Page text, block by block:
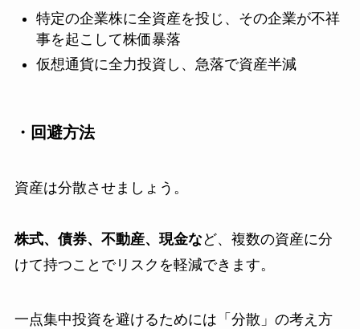
特定の企業株に全資産を投じ、その企業が不祥
事を起こして株価暴落
仮想通貨に全力投資し、急落で資産半減
・回避方法
資産は分散させましょう。
株式、債券、不動産、現金など、複数の資産に分
けて持つことでリスクを軽減できます。
一点集中投資を避けるためには「分散」の考え方